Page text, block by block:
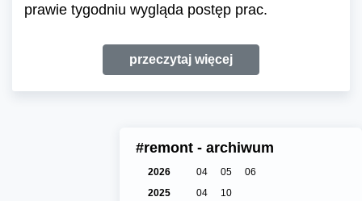
prawie tygodniu wygląda postęp prac.
przeczytaj więcej
#remont - archiwum
2026 04 05
06
2025
04
10